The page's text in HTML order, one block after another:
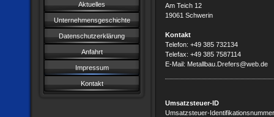
Aktuelles
Unternehmensgeschichte
Datenschutzerklärung
Anfahrt
Impressum
Kontakt
Am Teich 12
19061 Schwerin
Kontakt
Telefon: +49 385 732134
Telefax: +49 385 7587114
E-Mail: Metallbau.Drefers@web.de
Umsatzsteuer-ID
Umsatzsteuer-Identifikationsnummer